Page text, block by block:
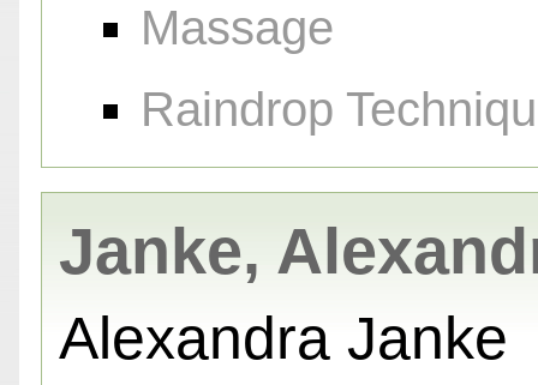
Massage
Raindrop
Janke,
Alexandra Janke